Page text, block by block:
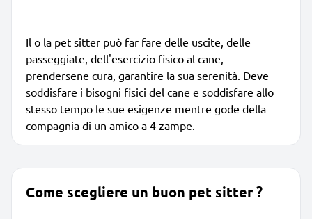
Il o la pet sitter può far fare delle uscite, delle
passeggiate, dell'esercizio fisico al cane,
prendersene cura, garantire la sua serenità. Deve
soddisfare i bisogni fisici del cane e soddisfare allo
stesso tempo le sue esigenze mentre gode della
compagnia di un amico a 4 zampe.
Come scegliere un buon pet sitter ?